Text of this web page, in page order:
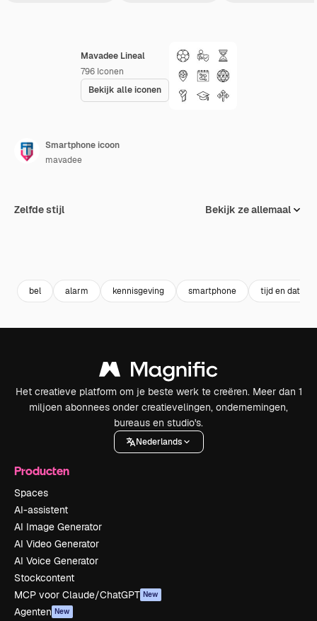
Mavadee Lineal
796 Iconen
Bekijk alle iconen
Smartphone icoon
mavadee
Zelfde stijl Bekijk ze allemaal
bel alarm kennisgeving smartphone tijd en datum
Het creatieve platform om je beste werk te creëren. Meer dan 1
miljoen abonnees onder creatievelingen, ondernemingen,
bureaus en studio's.
Nederlands
Producten
Spaces
AI-assistent
AI Image Generator
AI Video Generator
AI Voice Generator
Stockcontent
MCP voor Claude/ChatGPT New
Agenten New